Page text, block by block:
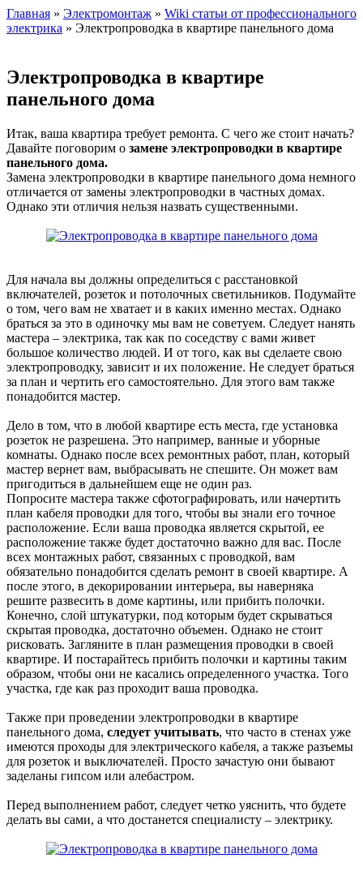
Главная » Электромонтаж » Wiki статьи от профессионального
электрика » Электропроводка в квартире панельного дома
Электропроводка в квартире
панельного дома
Итак, ваша квартира требует ремонта. С чего же стоит начать?
Давайте поговорим о замене электропроводки в квартире
панельного дома.
Замена электропроводки в квартире панельного дома немного
отличается от замены электропроводки в частных домах.
Однако эти отличия нельзя назвать существенными.
Для начала вы должны определиться с расстановкой
включателей, розеток и потолочных светильников. Подумайте
о том, чего вам не хватает и в каких именно местах. Однако
браться за это в одиночку мы вам не советуем. Следует нанять
мастера – электрика, так как по соседству с вами живет
большое количество людей. И от того, как вы сделаете свою
электропроводку, зависит и их положение. Не следует браться
за план и чертить его самостоятельно. Для этого вам также
понадобится мастер.
Дело в том, что в любой квартире есть места, где установка
розеток не разрешена. Это например, ванные и уборные
комнаты. Однако после всех ремонтных работ, план, который
мастер вернет вам, выбрасывать не спешите. Он может вам
пригодиться в дальнейшем еще не один раз.
Попросите мастера также сфотографировать, или начертить
план кабеля проводки для того, чтобы вы знали его точное
расположение. Если ваша проводка является скрытой, ее
расположение также будет достаточно важно для вас. После
всех монтажных работ, связанных с проводкой, вам
обязательно понадобится сделать ремонт в своей квартире. А
после этого, в декорировании интерьера, вы наверняка
решите развесить в доме картины, или прибить полочки.
Конечно, слой штукатурки, под которым будет скрываться
скрытая проводка, достаточно объемен. Однако не стоит
рисковать. Загляните в план размещения проводки в своей
квартире. И постарайтесь прибить полочки и картины таким
образом, чтобы они не касались определенного участка. Того
участка, где как раз проходит ваша проводка.
Также при проведении электропроводки в квартире
панельного дома, следует учитывать, что часто в стенах уже
имеются проходы для электрического кабеля, а также разъемы
для розеток и выключателей. Просто зачастую они бывают
заделаны гипсом или алебастром.
Перед выполнением работ, следует четко уяснить, что будете
делать вы сами, а что достанется специалисту – электрику.